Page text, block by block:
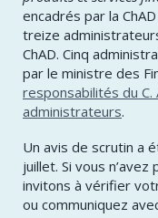
encadrés par la
treize
ChAD. Cinq
par le ministre des
responsabilités du
administrateurs.
Un avis de scrutin a
juillet. Si vous
invitons à vérifier
ou communiquez